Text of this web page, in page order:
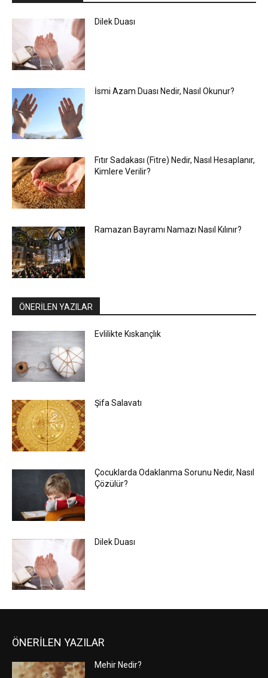
Dilek Duası
İsmi Azam Duası Nedir, Nasıl Okunur?
Fıtır Sadakası (Fitre) Nedir, Nasıl Hesaplanır,
Kimlere Verilir?
Ramazan Bayramı Namazı Nasıl Kılınır?
ÖNERİLEN YAZILAR
Evlilikte Kıskançlık
Şifa Salavatı
Çocuklarda Odaklanma Sorunu Nedir, Nasıl
Çözülür?
Dilek Duası
ÖNERİLEN YAZILAR
Mehir Nedir?